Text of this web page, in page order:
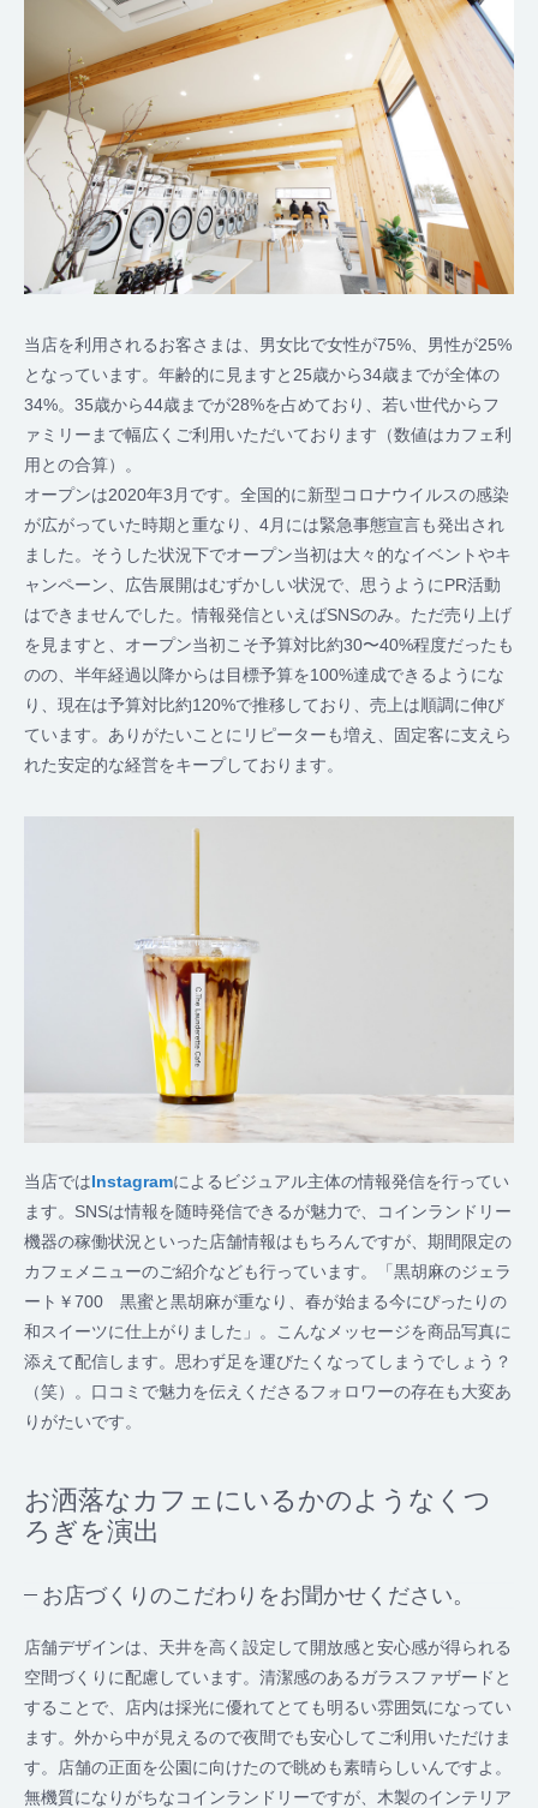
当店を利用されるお客さまは、男女比で女性が75%、男性が25%
となっています。年齢的に見ますと25歳から34歳までが全体の
34%。35歳から44歳までが28%を占めており、若い世代からフ
ァミリーまで幅広くご利用いただいております（数値はカフェ利
用との合算）。
オープンは2020年3月です。全国的に新型コロナウイルスの感染
が広がっていた時期と重なり、4月には緊急事態宣言も発出され
ました。そうした状況下でオープン当初は大々的なイベントやキ
ャンペーン、広告展開はむずかしい状況で、思うようにPR活動
はできませんでした。情報発信といえばSNSのみ。ただ売り上げ
を見ますと、オープン当初こそ予算対比約30〜40%程度だったも
のの、半年経過以降からは目標予算を100%達成できるようにな
り、現在は予算対比約120%で推移しており、売上は順調に伸び
ています。ありがたいことにリピーターも増え、固定客に支えら
れた安定的な経営をキープしております。
当店ではInstagramによるビジュアル主体の情報発信を行ってい
ます。SNSは情報を随時発信できるが魅力で、コインランドリー
機器の稼働状況といった店舗情報はもちろんですが、期間限定の
カフェメニューのご紹介なども行っています。「黒胡麻のジェラ
ート￥700 黒蜜と黒胡麻が重なり、春が始まる今にぴったりの
和スイーツに仕上がりました」。こんなメッセージを商品写真に
添えて配信します。思わず足を運びたくなってしまうでしょう？
（笑）。口コミで魅力を伝えくださるフォロワーの存在も大変あ
りがたいです。
お洒落なカフェにいるかのようなくつ
ろぎを演出
お店づくりのこだわりをお聞かせください。
店舗デザインは、天井を高く設定して開放感と安心感が得られる
空間づくりに配慮しています。清潔感のあるガラスファザードと
することで、店内は採光に優れてとても明るい雰囲気になってい
ます。外から中が見えるので夜間でも安心してご利用いただけま
す。店舗の正面を公園に向けたので眺めも素晴らしいんですよ。
無機質になりがちなコインランドリーですが、木製のインテリア